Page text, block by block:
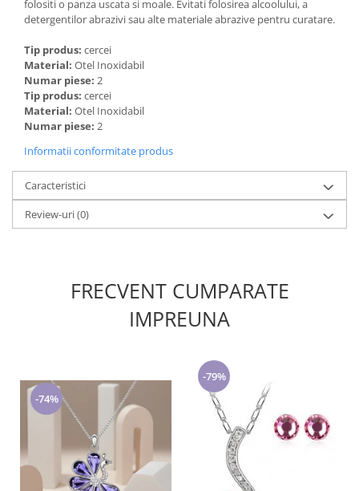
folositi o panza uscata si moale. Evitati folosirea alcoolului, a
detergentilor abrazivi sau alte materiale abrazive pentru curatare.
Tip produs: cercei
Material: Otel Inoxidabil
Numar piese: 2
Tip produs: cercei
Material: Otel Inoxidabil
Numar piese: 2
Informatii conformitate produs
Caracteristici
Review-uri(0)
FRECVENT CUMPARATE
IMPREUNA
-74%
-79%